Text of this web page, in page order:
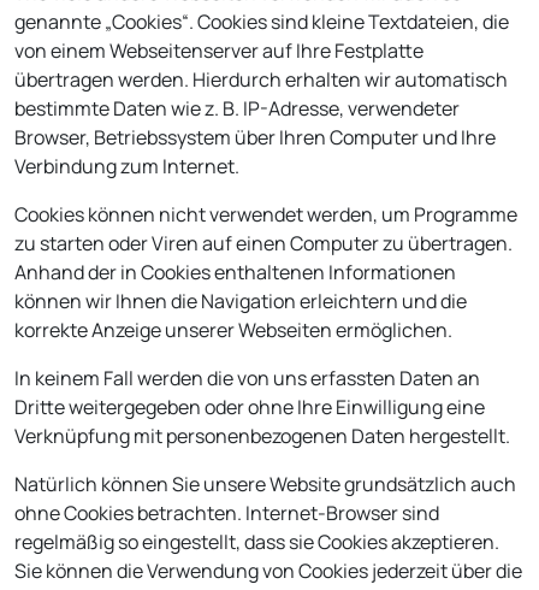
genannte „Cookies“. Cookies sind kleine Textdateien, die
von einem Webseitenserver auf Ihre Festplatte
übertragen werden. Hierdurch erhalten wir automatisch
bestimmte Daten wie z. B. IP-Adresse, verwendeter
Browser, Betriebssystem über Ihren Computer und Ihre
Verbindung zum Internet.
Cookies können nicht verwendet werden, um Programme
zu starten oder Viren auf einen Computer zu übertragen.
Anhand der in Cookies enthaltenen Informationen
können wir Ihnen die Navigation erleichtern und die
korrekte Anzeige unserer Webseiten ermöglichen.
In keinem Fall werden die von uns erfassten Daten an
Dritte weitergegeben oder ohne Ihre Einwilligung eine
Verknüpfung mit personenbezogenen Daten hergestellt.
Natürlich können Sie unsere Website grundsätzlich auch
ohne Cookies betrachten. Internet-Browser sind
regelmäßig so eingestellt, dass sie Cookies akzeptieren.
Sie können die Verwendung von Cookies jederzeit über die